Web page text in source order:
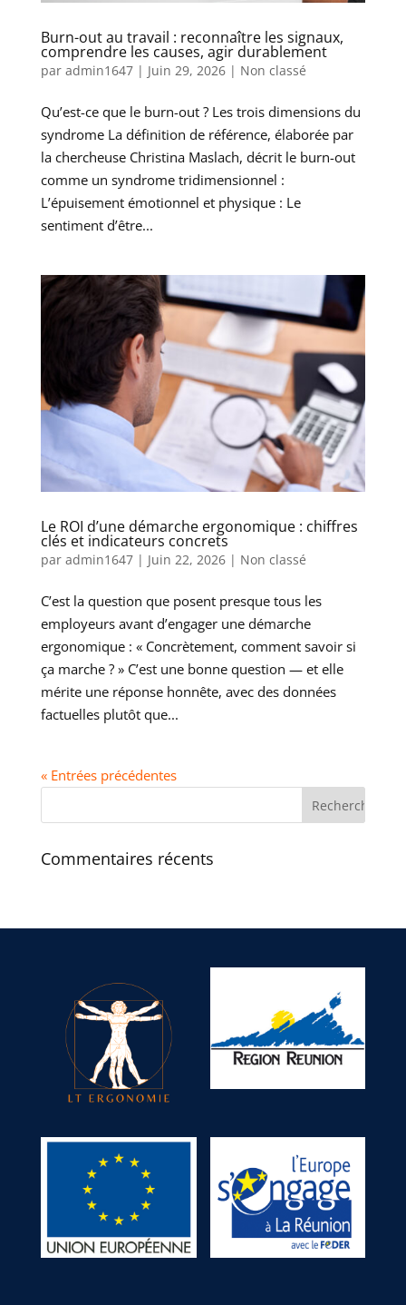
Burn-out au travail : reconnaître les signaux,
comprendre les causes, agir durablement
par admin1647| Juin 29, 2026| Non classé
Qu’est-ce que le burn-out ? Les trois dimensions du
syndrome La définition de référence, élaborée par
la chercheuse Christina Maslach, décrit le burn-out
comme un syndrome tridimensionnel :
L’épuisement émotionnel et physique : Le
sentiment d’être...
Le ROI d’une démarche ergonomique : chiffres
clés et indicateurs concrets
par admin1647| Juin 22, 2026| Non classé
C’est la question que posent presque tous les
employeurs avant d’engager une démarche
ergonomique : « Concrètement, comment savoir si
ça marche ? » C’est une bonne question — et elle
mérite une réponse honnête, avec des données
factuelles plutôt que...
« Entrées précédentes
Commentaires récents